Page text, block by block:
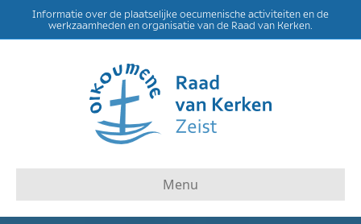
Informatie over de plaatselijke oecumenische activiteiten en de
werkzaamheden en organisatie van de Raad van Kerken.
Menu